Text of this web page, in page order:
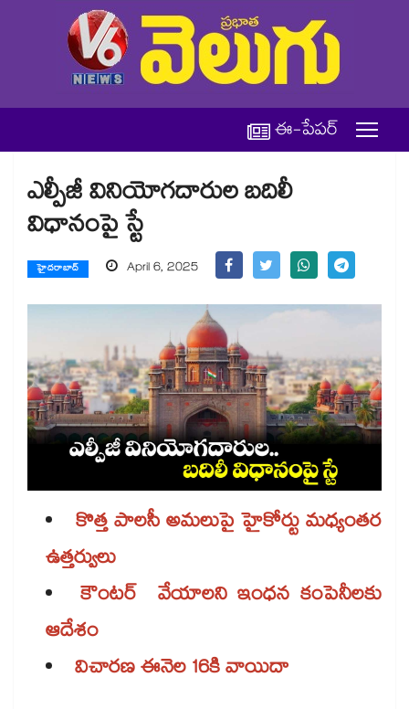
ఈ-పేపర్
ఎల్పీజీ వినియోగదారుల బదిలీ
విధానంపై స్టే
హైదరాబాద్ April 6, 2025
కొత్త పాలసీ అమలుపై హైకోర్టు మధ్యంతర
ఉత్తర్వులు
కౌంటర్ వేయాలని ఇంధన కంపెనీలకు
ఆదేశం
విచారణ ఈనెల 16కి వాయిదా